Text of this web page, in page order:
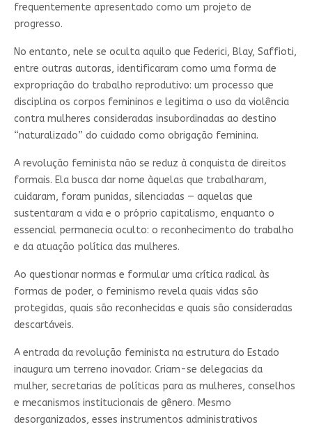
frequentemente apresentado como um projeto de
progresso.
No entanto, nele se oculta aquilo que Federici, Blay, Saffioti,
entre outras autoras, identificaram como uma forma de
expropriação do trabalho reprodutivo: um processo que
disciplina os corpos femininos e legitima o uso da violência
contra mulheres consideradas insubordinadas ao destino
“naturalizado” do cuidado como obrigação feminina.
A revolução feminista não se reduz à conquista de direitos
formais. Ela busca dar nome àquelas que trabalharam,
cuidaram, foram punidas, silenciadas — aquelas que
sustentaram a vida e o próprio capitalismo, enquanto o
essencial permanecia oculto: o reconhecimento do trabalho
e da atuação política das mulheres.
Ao questionar normas e formular uma crítica radical às
formas de poder, o feminismo revela quais vidas são
protegidas, quais são reconhecidas e quais são consideradas
descartáveis.
A entrada da revolução feminista na estrutura do Estado
inaugura um terreno inovador. Criam-se delegacias da
mulher, secretarias de políticas para as mulheres, conselhos
e mecanismos institucionais de gênero. Mesmo
desorganizados, esses instrumentos administrativos